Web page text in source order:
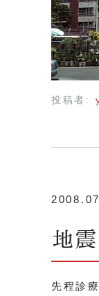
投稿者:
地
先程診